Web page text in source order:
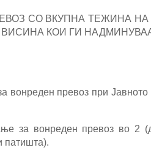
СО ВКУПНА ТЕЖИНА
КОИ ГИ
превоз при
за вонреден превоз во 2
патишта).